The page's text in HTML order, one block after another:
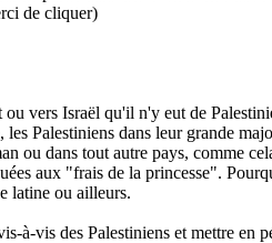
de cliquer)
vers Israël qu'il n'y eut de
Palestiniens dans leur grande
ou dans tout autre pays, comme
aux "frais de la princesse".
latine ou ailleurs.
vis des Palestiniens et mettre en